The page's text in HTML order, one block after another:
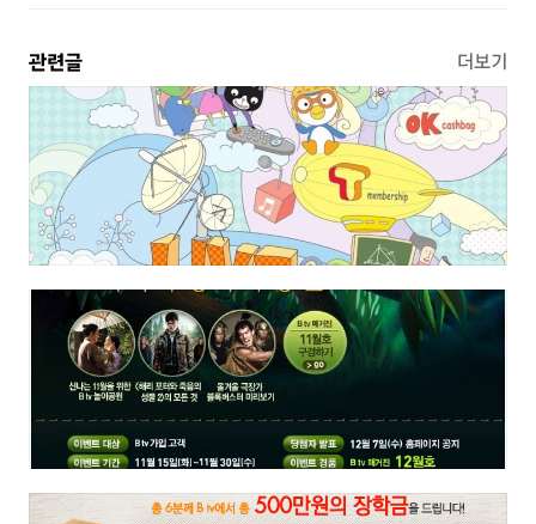
관련글 더보기